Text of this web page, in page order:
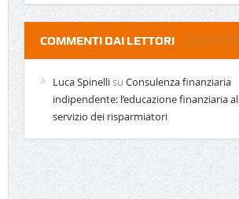
COMMENTI DAI LETTORI
Luca Spinellisu Consulenza finanziaria
indipendente: l’educazione finanziaria al
servizio dei risparmiatori